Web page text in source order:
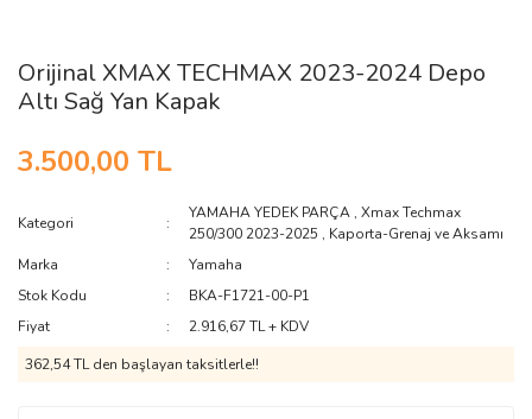
Orijinal XMAX TECHMAX 2023-2024 Depo
Altı Sağ Yan Kapak
3.500,00 TL
Kategori
YAMAHA YEDEK PARÇA ,Xmax Techmax
250/300 2023-2025 , Kaporta-Grenaj ve Aksamı
Marka
Yamaha
Stok Kodu
BKA-F1721-00-P1
Fiyat
2.916,67 TL + KDV
362,54 TL den başlayan taksitlerle!!